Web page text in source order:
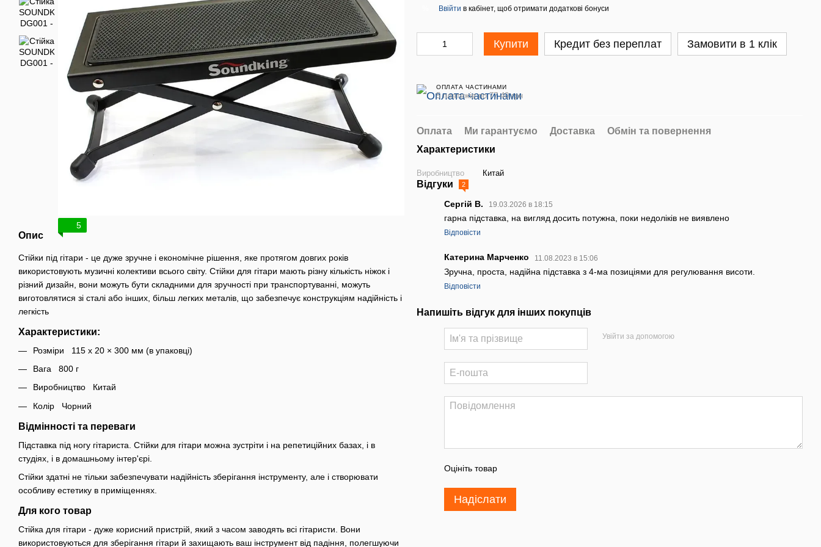
5
Опис
Стійки під гітари - це дуже зручне і економічне рішення, яке протягом довгих років
використовують музичні колективи всього світу. Стійки для гітари мають різну кількість ніжок і
різний дизайн, вони можуть бути складними для зручності при транспортуванні, можуть
виготовлятися зі сталі або інших, більш легких металів, що забезпечує конструкціям надійність і
легкість
Характеристики:
Розміри 115 х 20 × 300 мм (в упаковці)
Вага 800 г
Виробництво Китай
Колір Чорний
Відмінності та переваги
Підставка під ногу гітариста. Стійки для гітари можна зустріти і на репетиційних базах, і в
студіях, і в домашньому інтер'єрі.
Стійки здатні не тільки забезпечувати надійність зберігання інструменту, але і створювати
особливу естетику в приміщеннях.
Для кого товар
Стійка для гітари - дуже корисний пристрій, який з часом заводять всі гітаристи. Вони
використовуються для зберігання гітари й захищають ваш інструмент від падіння, полегшуючи
Ввійти в кабінет, щоб отримати додаткові бонуси
Купити Кредит без переплат Замовити в 1 клік
ОПЛАТА ЧАСТИНАМИ
5 платежів по 77.40 грн
Оплата Ми гарантуємо Доставка
Обмін та повернення
Характеристики
Виробництво Китай
Відгуки 2
Сергій В. 19.03.2026 в 18:15
гарна підставка, на вигляд досить потужна, поки недоліків не виявлено
Відповісти
Катерина Марченко 11.08.2023 в 15:06
Зручна, проста, надійна підставка з 4-ма позиціями для регулювання висоти.
Відповісти
Напишіть відгук для інших покупців
Увійти за допомогою
Оцініть товар
Надіслати